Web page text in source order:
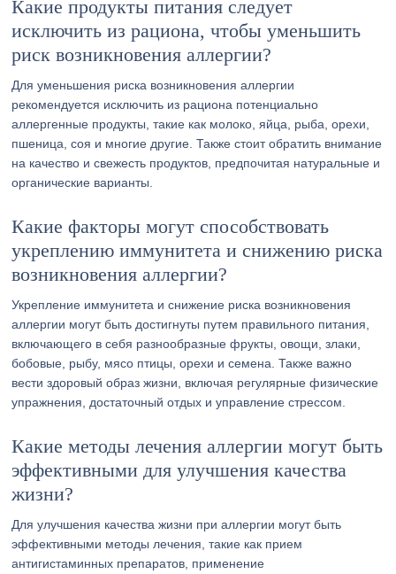
Какие продукты питания следует
исключить из рациона, чтобы уменьшить
риск возникновения аллергии?
Для уменьшения риска возникновения аллергии
рекомендуется исключить из рациона потенциально
аллергенные продукты, такие как молоко, яйца, рыба, орехи,
пшеница, соя и многие другие. Также стоит обратить внимание
на качество и свежесть продуктов, предпочитая натуральные и
органические варианты.
Какие факторы могут способствовать
укреплению иммунитета и снижению риска
возникновения аллергии?
Укрепление иммунитета и снижение риска возникновения
аллергии могут быть достигнуты путем правильного питания,
включающего в себя разнообразные фрукты, овощи, злаки,
бобовые, рыбу, мясо птицы, орехи и семена. Также важно
вести здоровый образ жизни, включая регулярные физические
упражнения, достаточный отдых и управление стрессом.
Какие методы лечения аллергии могут быть
эффективными для улучшения качества
жизни?
Для улучшения качества жизни при аллергии могут быть
эффективными методы лечения, такие как прием
антигистаминных препаратов, применение